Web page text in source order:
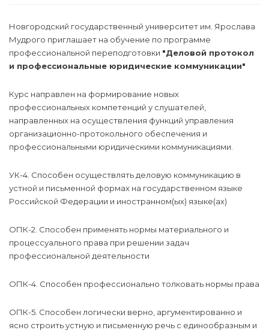
Новгородский государственный университет им. Ярослава
Мудрого приглашает на обучение по программе
профессиональной переподготовки "Деловой протокол
и профессиональные юридические коммуникации"
Курс направлен на формирование новых
профессиональных компетенций у слушателей,
направленных на осуществления функций управления
организационно-протокольного обеспечения и
профессиональными юридическими коммуникациями.
УК-4. Способен осуществлять деловую коммуникацию в
устной и письменной формах на государственном языке
Российской Федерации и иностранном(ых) языке(ах)
ОПК-2. Способен применять нормы материального и
процессуального права при решении задач
профессиональной деятельности
ОПК-4. Способен профессионально толковать нормы права
ОПК-5. Способен логически верно, аргументированно и
ясно строить устную и письменную речь с единообразным и